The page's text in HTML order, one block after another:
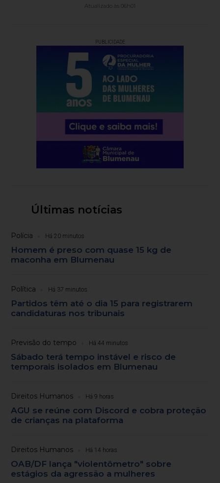
Atualizado às 06h01
PUBLICIDADE
Últimas notícias
Polícia Há 20 minutos
Homem é preso com quase 15 kg de
maconha em Blumenau
Política Há 37 minutos
Partidos têm até o dia 15 para registrarem
candidaturas nos tribunais
Previsão do tempo Há 44 minutos
Sábado terá tempo instável e risco de
temporais isolados em Blumenau
Direitos Humanos Há 9 horas
AGU se reúne com Discord e cobra proteção
de crianças na plataforma
Direitos Humanos Há 14 horas
OAB/DF lança "violentômetro" sobre
estágios da agressão a mulheres